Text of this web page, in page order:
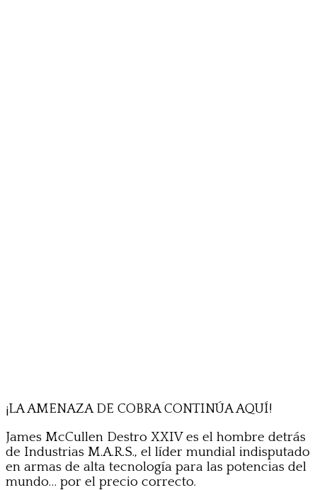
¡LA AMENAZA DE COBRA CONTINÚA AQUÍ!
James McCullen Destro XXIV es el hombre detrás
de Industrias M.A.R.S., el líder mundial indisputado
en armas de alta tecnología para las potencias del
mundo… por el precio correcto.